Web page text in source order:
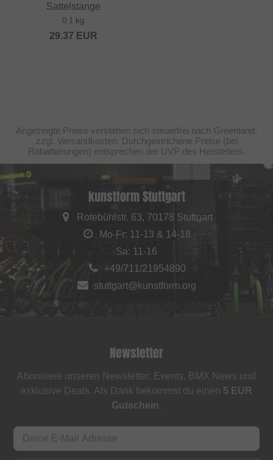
Sattelstange
0.1 kg
29.37 EUR
Angezeigte Preise verstehen sich steuerfrei nach Greenland,
zzgl. Versandkosten. Durchgestrichene Preise (bei
Rabattierungen) entsprechen der UVP des Herstellers.
kunstform Stuttgart
Rotebühlstr. 63, 70178 Stuttgart
Mo-Fr: 11-13 & 14-18
Sa: 11-16
+49/711/21954890
stuttgart@kunstform.org
Newsletter
Abonniere unseren Newsletter: Events, BMX News und
exklusive Deals. Als Dank bekommst du einen 5 EUR
Gutschein.